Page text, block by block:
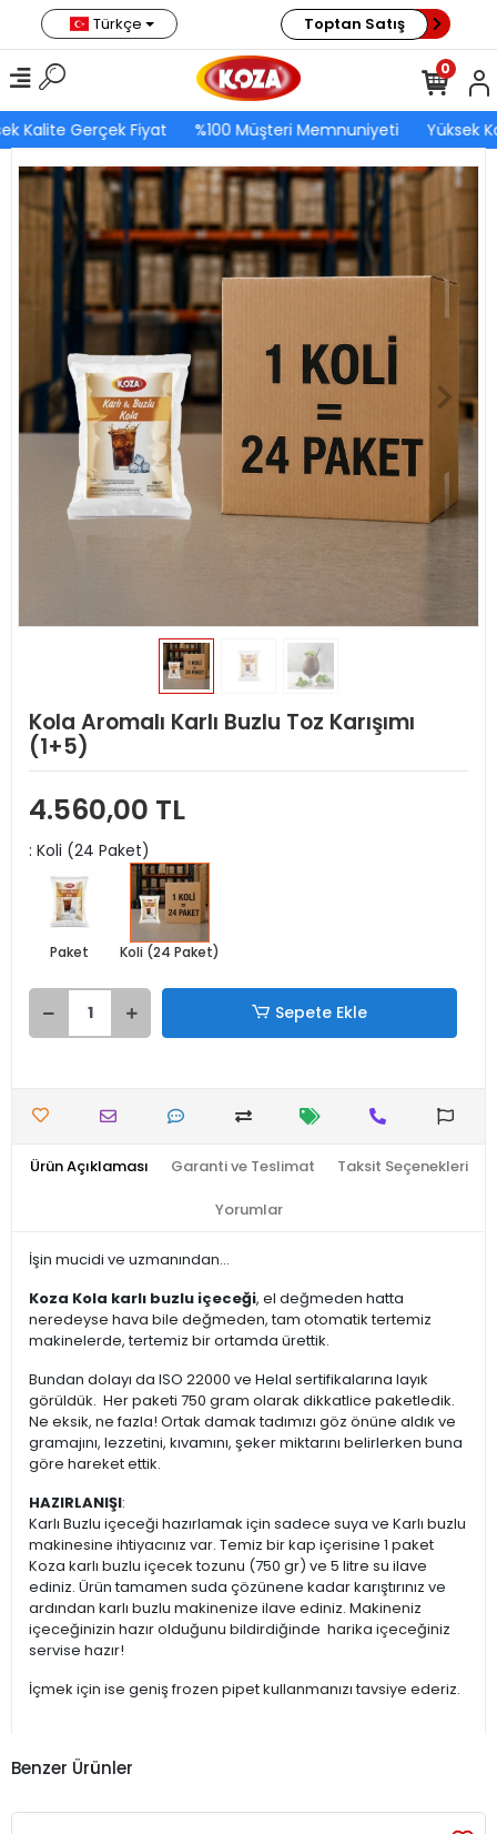
Kalite Gerçek Fiyat %100 Müşteri Memnuniyeti Yüksek
Türkçe Toptan Satış
0
Kola Aromalı Karlı Buzlu Toz Karışımı
(1+5)
4.560,00 TL
: Koli (24 Paket)
Paket Koli (24 Paket)
Sepete Ekle
Ürün Açıklaması Garanti ve Teslimat Taksit Seçenekleri
Yorumlar
İşin mucidi ve uzmanından...
Koza Kola karlı buzlu içeceği, el değmeden hatta
neredeyse hava bile değmeden, tam otomatik tertemiz
makinelerde, tertemiz bir ortamda ürettik.
Bundan dolayı da ISO 22000 ve Helal sertifikalarına layık
görüldük. Her paketi 750 gram olarak dikkatlice paketledik.
Ne eksik, ne fazla! Ortak damak tadımızı göz önüne aldık ve
gramajını, lezzetini, kıvamını, şeker miktarını belirlerken buna
göre hareket ettik.
HAZIRLANIŞI:
Karlı Buzlu içeceği hazırlamak için sadece suya ve Karlı buzlu
makinesine ihtiyacınız var. Temiz bir kap içerisine 1 paket
Koza karlı buzlu içecek tozunu (750 gr) ve 5 litre su ilave
ediniz. Ürün tamamen suda çözünene kadar karıştırınız ve
ardından karlı buzlu makinenize ilave ediniz. Makineniz
içeceğinizin hazır olduğunu bildirdiğinde harika içeceğiniz
servise hazır!
İçmek için ise geniş frozen pipet kullanmanızı tavsiye ederiz.
Benzer Ürünler